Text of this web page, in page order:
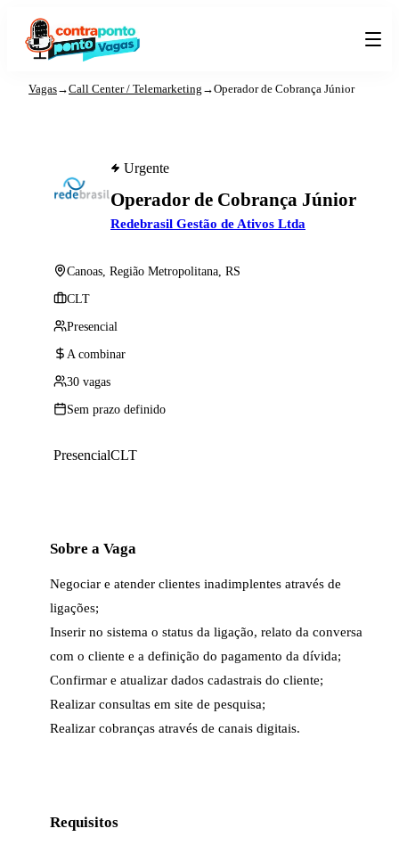
Vagas→Call Center / Telemarketing →Operador de Cobrança Júnior
Urgente
Operador de Cobrança Júnior
Redebrasil Gestão de Ativos Ltda
Canoas, Região Metropolitana, RS
CLT
Presencial
A combinar
30 vagas
Sem prazo definido
PresencialCLT
Sobre a Vaga
Negociar e atender clientes inadimplentes através de
ligações;
Inserir no sistema o status da ligação, relato da conversa
com o cliente e a definição do pagamento da dívida;
Confirmar e atualizar dados cadastrais do cliente;
Realizar consultas em site de pesquisa;
Requisitos